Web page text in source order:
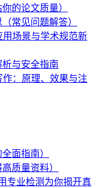
的论文质量）
常见问题解答）
场景与学术规范新
与安全指南
：原理、效果与注
面指南）
质量资料）
专业检测为你揭开真